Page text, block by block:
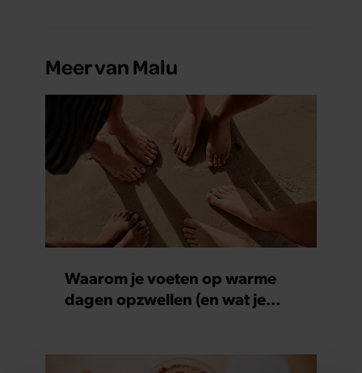
Meer van Malu
Waarom je voeten op warme
dagen opzwellen (en wat je